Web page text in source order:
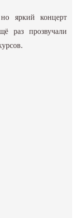
яркий концерт
раз прозвучали